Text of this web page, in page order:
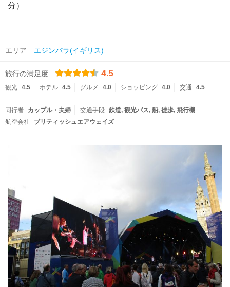
分）
エリア エジンバラ(イギリス)
旅行の満足度 4.5
観光 4.5 ホテル 4.5 グルメ 4.0 ショッピング 4.0 交通 4.5
同行者 カップル・夫婦 交通手段 鉄道 観光バス 船 徒歩 飛行機
航空会社
ブリティッシュエアウェイズ